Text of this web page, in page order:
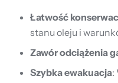
Łatwość
stanu oleju i
Zawór odciążenia
Szybka ewakuacja: